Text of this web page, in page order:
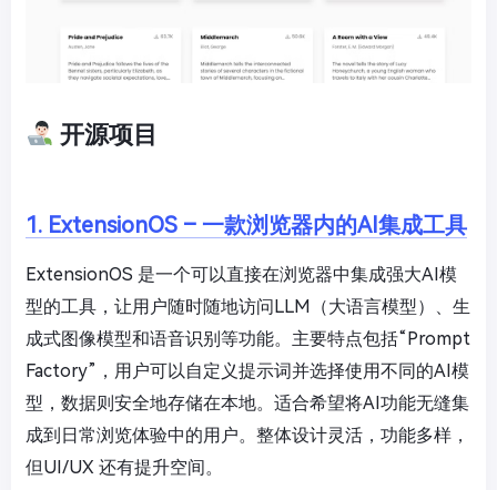
开源项目
1. ExtensionOS – 一款浏览器内的AI集成工具
ExtensionOS 是一个可以直接在浏览器中集成强大AI模
型的工具，让用户随时随地访问LLM（大语言模型）、生
成式图像模型和语音识别等功能。主要特点包括“Prompt
Factory”，用户可以自定义提示词并选择使用不同的AI模
型，数据则安全地存储在本地。适合希望将AI功能无缝集
成到日常浏览体验中的用户。整体设计灵活，功能多样，
但UI/UX 还有提升空间。